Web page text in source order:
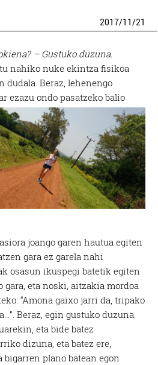
2017/11/21
– Gustuko duzuna.
nahiko nuke ekintza fisikoa
dudala. Beraz, lehenengo
ezazu ondo pasatzeko balio
joango garen hautua egiten
gara ez garela nahi
osasun ikuspegi batetik egiten
gara, eta noski, aitzakia mordoa
“Amona gaixo jarri da, tripako
Beraz, egin gustuko duzuna.
eta bide batez
dizuna, eta batez ere,
plano batean egon